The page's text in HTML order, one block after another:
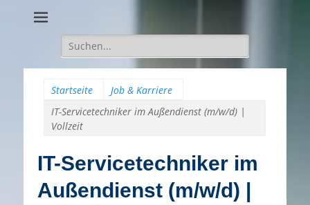
Suche
für:
Startseite
Job & Karriere
IT-Servicetechniker im Außendienst (m/w/d) |
Vollzeit
IT-Servicetechniker im
Außendienst (m/w/d) |